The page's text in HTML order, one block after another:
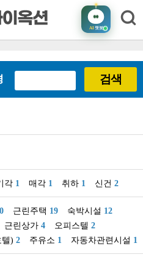
AI챗봇
검색
각 1 매각 1 취하 1 신건 2
근린주택 19 숙박시설 12
근린상가 4 오피스텔 2
텔) 2 주유소 1 자동차관련시설 1